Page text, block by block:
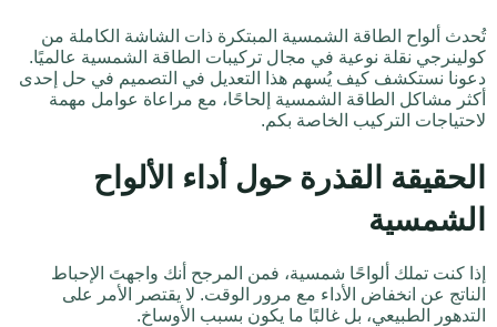
تُحدث ألواح الطاقة الشمسية المبتكرة ذات الشاشة الكاملة من
كولينرجي نقلة نوعية في مجال تركيبات الطاقة الشمسية عالميًا.
دعونا نستكشف كيف يُسهم هذا التعديل في التصميم في حل إحدى
أكثر مشاكل الطاقة الشمسية إلحاحًا، مع مراعاة عوامل مهمة
لاحتياجات التركيب الخاصة بكم.
الحقيقة القذرة حول أداء الألواح
الشمسية
إذا كنت تملك ألواحًا شمسية، فمن المرجح أنك واجهتَ الإحباط
الناتج عن انخفاض الأداء مع مرور الوقت. لا يقتصر الأمر على
التدهور الطبيعي، بل غالبًا ما يكون بسبب الأوساخ.